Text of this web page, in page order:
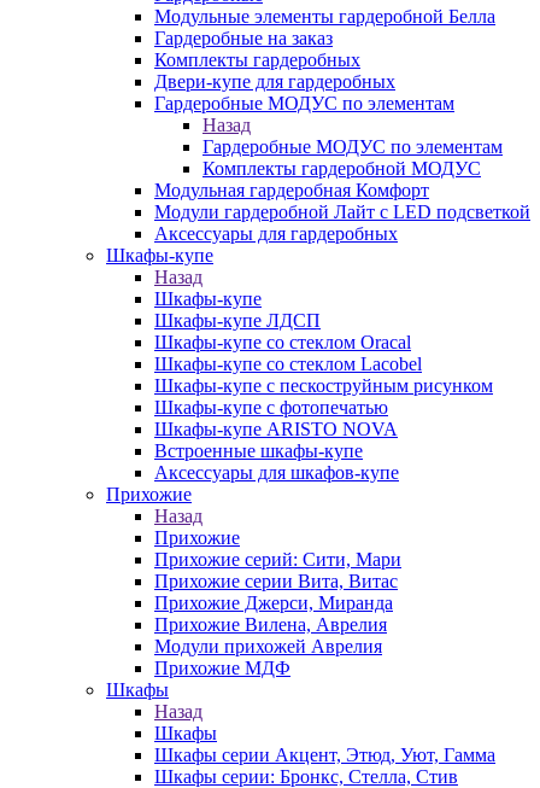
Модульные элементы гардеробной Белла
Гардеробные на заказ
Комплекты гардеробных
Двери-купе для гардеробных
Гардеробные МОДУС по элементам
Назад
Гардеробные МОДУС по элементам
Комплекты гардеробной МОДУС
Модульная гардеробная Комфорт
Модули гардеробной Лайт с LED подсветкой
Аксессуары для гардеробных
Шкафы-купе
Назад
Шкафы-купе
Шкафы-купе ЛДСП
Шкафы-купе со стеклом Oracal
Шкафы-купе со стеклом Lacobel
Шкафы-купе с пескоструйным рисунком
Шкафы-купе с фотопечатью
Шкафы-купе ARISTO NOVA
Встроенные шкафы-купе
Аксессуары для шкафов-купе
Прихожие
Назад
Прихожие
Прихожие серий: Сити, Мари
Прихожие серии Вита, Витас
Прихожие Джерси, Миранда
Прихожие Вилена, Аврелия
Модули прихожей Аврелия
Прихожие МДФ
Шкафы
Назад
Шкафы
Шкафы серии Акцент, Этюд, Уют, Гамма
Шкафы серии: Бронкс, Стелла, Стив